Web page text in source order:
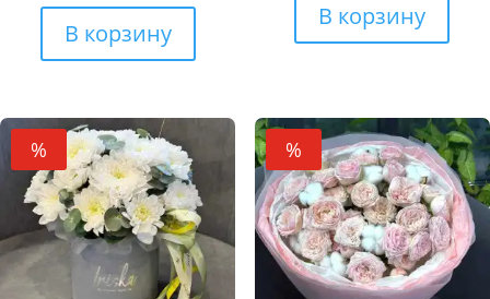
8
200,00₽.
В корзину
7
220,00₽.
В корзину
% %